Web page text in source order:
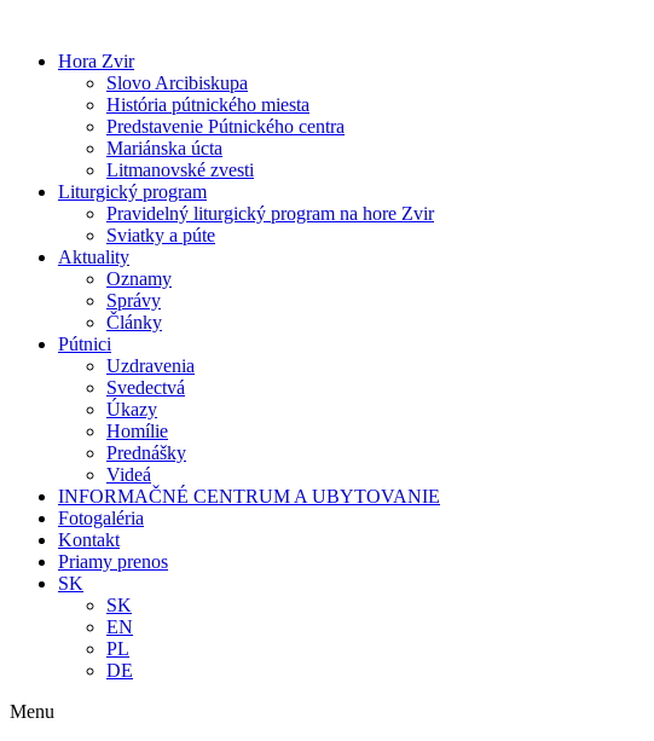
obsah
Hora Zvir
Slovo Arcibiskupa
História pútnického miesta
Predstavenie Pútnického centra
Mariánska úcta
Litmanovské zvesti
Liturgický program
Pravidelný liturgický program na hore Zvir
Sviatky a púte
Aktuality
Oznamy
Správy
Články
Pútnici
Uzdravenia
Svedectvá
Úkazy
Homílie
Prednášky
Videá
INFORMAČNÉ CENTRUM A UBYTOVANIE
Fotogaléria
Kontakt
Priamy prenos
SK
SK
EN
PL
DE
Menu